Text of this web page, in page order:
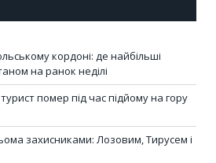
кордоні: де найбільші
на ранок неділі
помер під час підйому на гору
захисниками: Лозовим, Тирусем і